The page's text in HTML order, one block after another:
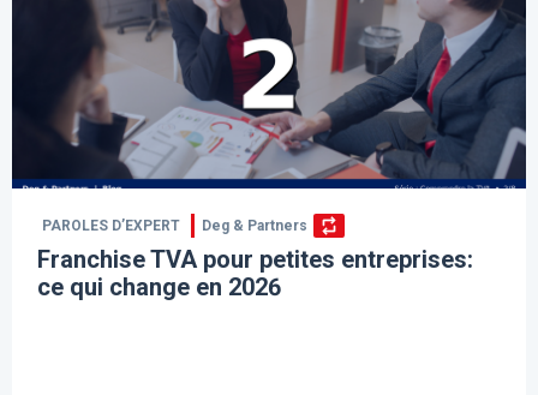
PAROLES D’EXPERT Deg & Partners
Franchise TVA pour petites entreprises:
ce qui change en 2026